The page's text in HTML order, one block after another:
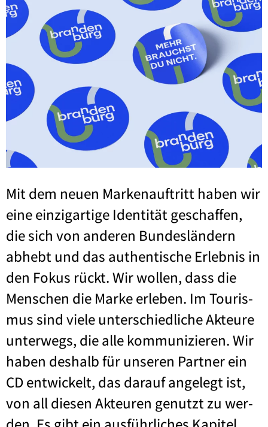
Mit dem neu­en Mar­ken­auf­tritt haben wir
eine ein­zig­ar­ti­ge Iden­ti­tät geschaf­fen,
die sich von ande­ren Bun­des­län­dern
abhebt und das authen­ti­sche Erleb­nis in
den Fokus rückt. Wir wol­len, dass die
Men­schen die Mar­ke erle­ben. Im Tou­ris­
mus sind vie­le unter­schied­li­che Akteu­re
unter­wegs, die alle kom­mu­ni­zie­ren. Wir
haben des­halb für unse­ren Part­ner ein
CD ent­wi­ckelt, das dar­auf ange­legt ist,
von all die­sen Akteu­ren genutzt zu wer­